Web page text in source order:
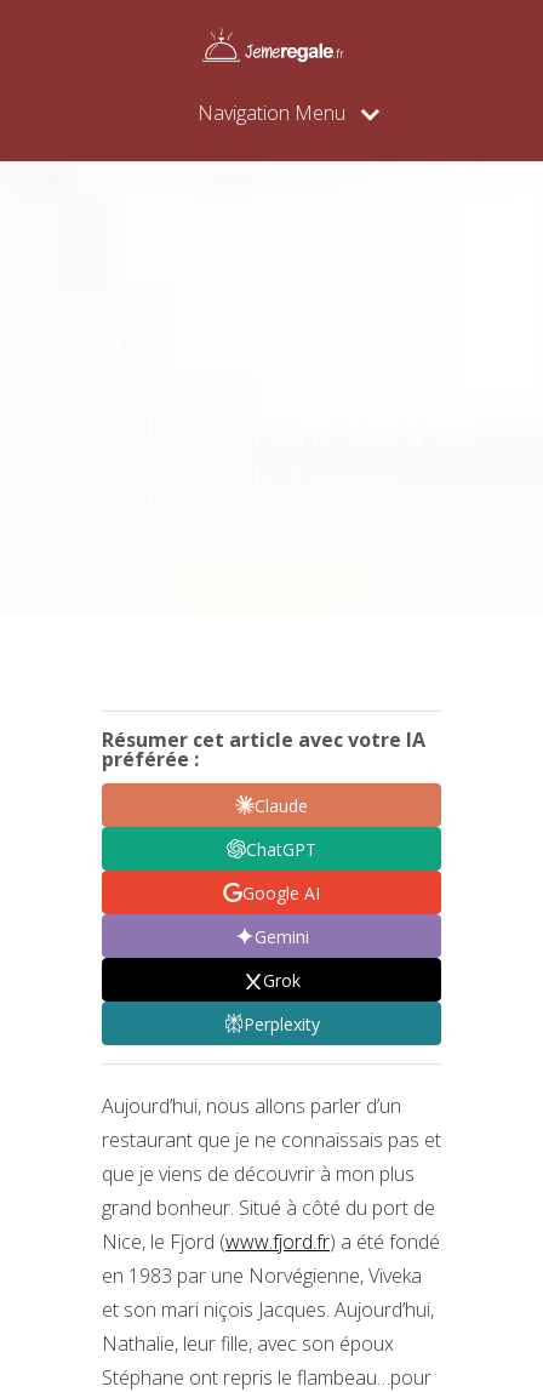
Navigation Menu
Résumer cet article avec votre IA
préférée :
Claude
ChatGPT
Google AI
Gemini
Grok
Perplexity
Aujourd’hui, nous allons parler d’un
restaurant que je ne connaissais pas et
que je viens de découvrir à mon plus
grand bonheur. Situé à côté du port de
Nice, le Fjord (www.fjord.fr) a été fondé
en 1983 par une Norvégienne, Viveka
et son mari niçois Jacques. Aujourd’hui,
Nathalie, leur fille, avec son époux
Stéphane ont repris le flambeau…pour